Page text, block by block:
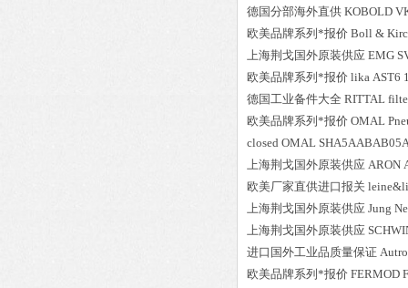
德国分部海外直供 KOBOLD
欧美品牌系列*报价 Boll &
上海荆戈国外原装供应 EMG
欧美品牌系列*报价 lika AST6
德国工业备件大全 RITTAL
欧美品牌系列*报价 OMAL
closed OMAL
上海荆戈国外原装供应 ARON
欧美厂家直供进口报关
上海荆戈国外原装供应 Jung
上海荆戈国外原装供应
进口国外工业品质量保证
欧美品牌系列*报价 FERMOD